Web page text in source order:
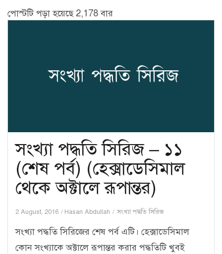
পোস্টটি পড়া হয়েছে 2,178 বার
সংখ্যা পদ্ধতি সিরিজ – ১১
(শেষ পর্ব) (হেক্সাডেসিমাল
থেকে অক্টালে রূপান্তর)
2 August, 2016 Hasan Abdullah সংখ্যা পদ্ধতি সিরিজ
সংখ্যা পদ্ধতি সিরিজের শেষ পর্ব এটি। হেক্সাডেসিমাল
কোন সংখ্যাকে অক্টালে রূপান্তর করার পদ্ধতিটি খুবই